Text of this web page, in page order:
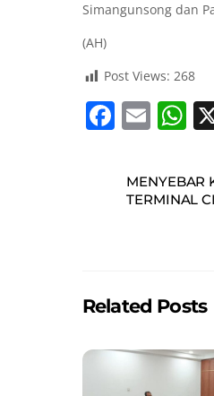
Simangunsong dan
(AH)
Post Views: 268
F
c
e
k
E
ai
l
W
at
s
MENYEBAR
TERMINAL
Related Posts